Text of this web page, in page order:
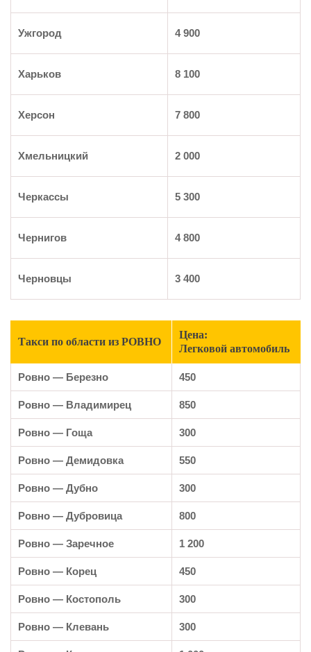
Ужгород 4 900
Харьков 8 100
Херсон 7 800
Хмельницкий 2 000
Черкассы 5 300
Чернигов 4 800
Черновцы 3 400
Такси по области из РОВНО
Цена:
Легковой автомобиль
Ровно — Березно 450
Ровно — Владимирец 850
Ровно — Гоща 300
Ровно — Демидовка 550
Ровно — Дубно 300
Ровно — Дубровица 800
Ровно — Заречное 1 200
Ровно — Корец 450
Ровно — Костополь 300
Ровно — Клевань 300